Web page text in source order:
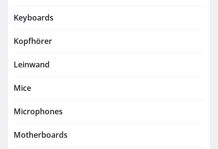
Keyboards
Kopfhörer
Leinwand
Mice
Microphones
Motherboards